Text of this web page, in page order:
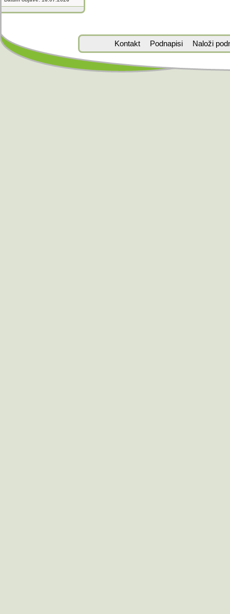
Kontakt Podnapisi Naloži